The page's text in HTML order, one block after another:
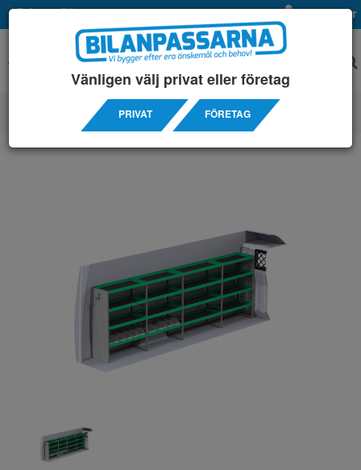
Privat Företag Mina sidor
SERVICEINREDNINGAR/ IVECO / DAILY 16M3 14-
Vänligen välj privat eller företag
PRIVAT FÖRETAG